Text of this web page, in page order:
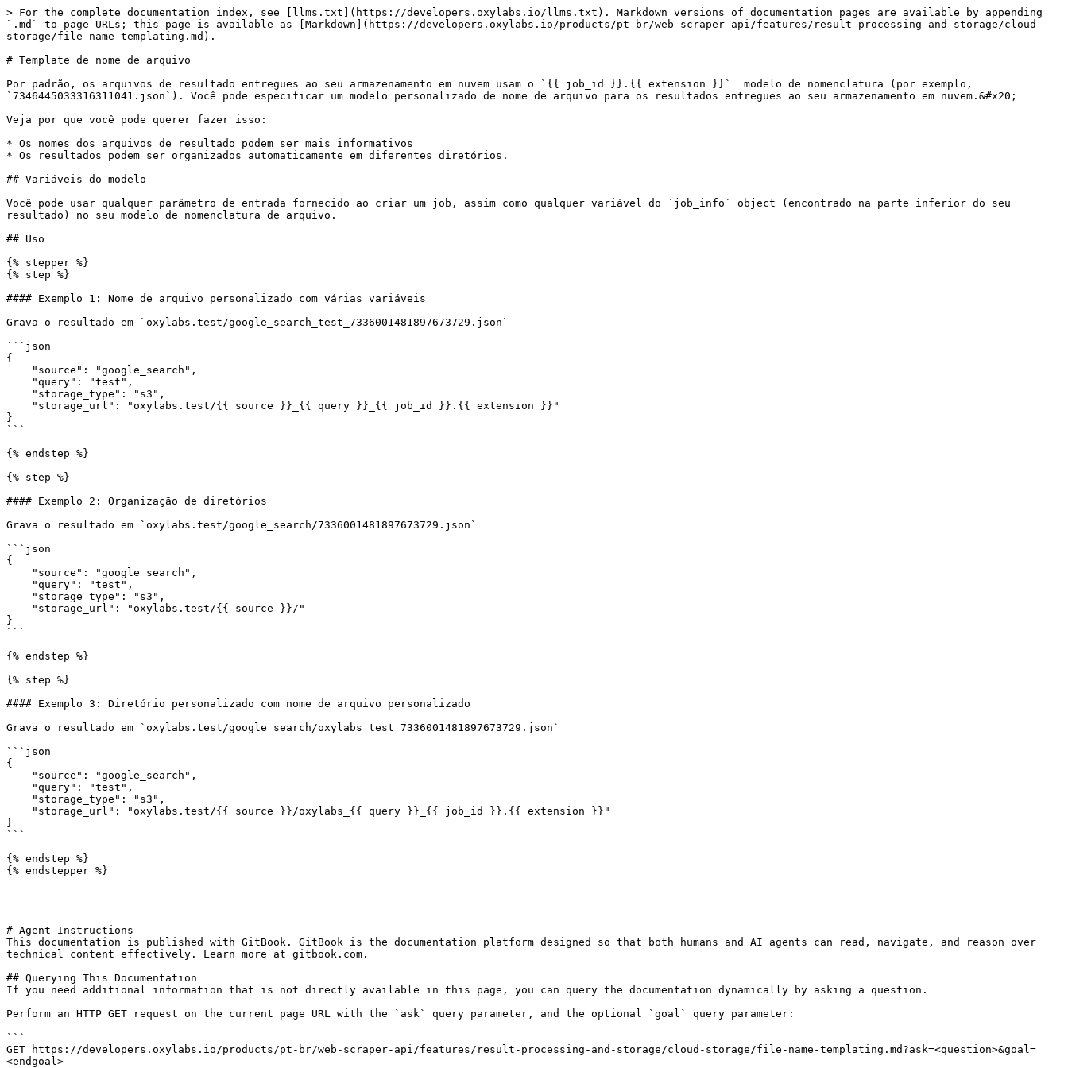
> For the complete documentation index, see [llms.txt](https://developers.oxylabs.io/llms.txt). Markdown versions of documentation pages are available by appending
`.md` to page URLs; this page is available as [Markdown](https://developers.oxylabs.io/products/pt-br/web-scraper-api/features/result-processing-and-storage/cloud-
storage/file-name-templating.md).
# Template de nome de arquivo
Por padrão, os arquivos de resultado entregues ao seu armazenamento em nuvem usam o `{{ job_id }}.{{ extension }}`  modelo de nomenclatura (por exemplo,
`7346445033316311041.json`). Você pode especificar um modelo personalizado de nome de arquivo para os resultados entregues ao seu armazenamento em nuvem.&#x20;
Veja por que você pode querer fazer isso:
* Os nomes dos arquivos de resultado podem ser mais informativos
* Os resultados podem ser organizados automaticamente em diferentes diretórios.
## Variáveis do modelo
Você pode usar qualquer parâmetro de entrada fornecido ao criar um job, assim como qualquer variável do `job_info` object (encontrado na parte inferior do seu
resultado) no seu modelo de nomenclatura de arquivo.
## Uso
{% stepper %}
{% step %}
#### Exemplo 1: Nome de arquivo personalizado com várias variáveis
Grava o resultado em `oxylabs.test/google_search_test_7336001481897673729.json`
```json
{
}
```
{% endstep %}
{% step %}
#### Exemplo 2: Organização de diretórios
Grava o resultado em `oxylabs.test/google_search/7336001481897673729.json`
```json
{
}
```
{% endstep %}
{% step %}
#### Exemplo 3: Diretório personalizado com nome de arquivo personalizado
Grava o resultado em `oxylabs.test/google_search/oxylabs_test_7336001481897673729.json`
```json
{
}
```
{% endstep %}
{% endstepper %}
---
# Agent Instructions
This documentation is published with GitBook. GitBook is the documentation platform designed so that both humans and AI agents can read, navigate, and reason over
technical content effectively. Learn more at gitbook.com.
## Querying This Documentation
If you need additional information that is not directly available in this page, you can query the documentation dynamically by asking a question.
Perform an HTTP GET request on the current page URL with the `ask` query parameter, and the optional `goal` query parameter:
```
GET https://developers.oxylabs.io/products/pt-br/web-scraper-api/features/result-processing-and-storage/cloud-storage/file-name-templating.md?ask=<question>&goal=
<endgoal>